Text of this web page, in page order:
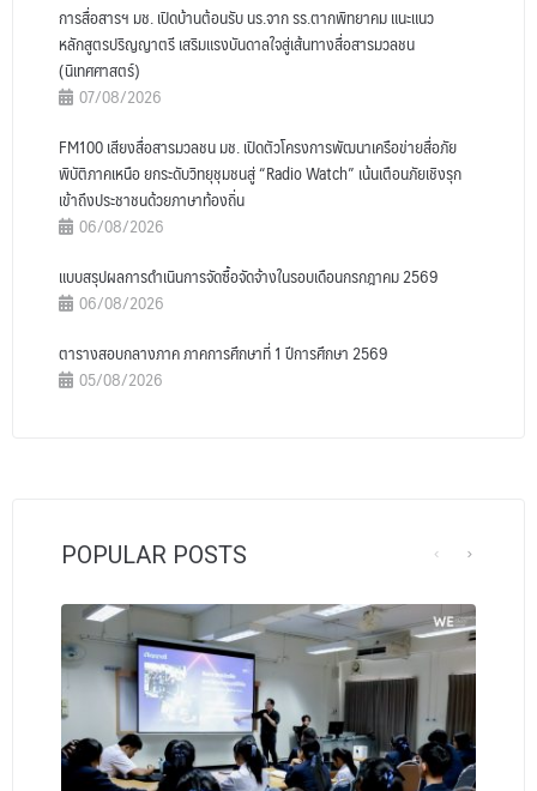
การสื่อสารฯ มช. เปิดบ้านต้อนรับ นร.จาก รร.ตากพิทยาคม แนะแนว
หลักสูตรปริญญาตรี เสริมแรงบันดาลใจสู่เส้นทางสื่อสารมวลชน
(นิเทศศาสตร์)
07/08/2026
FM100 เสียงสื่อสารมวลชน มช. เปิดตัวโครงการพัฒนาเครือข่ายสื่อภัย
พิบัติภาคเหนือ ยกระดับวิทยุชุมชนสู่ “Radio Watch” เน้นเตือนภัยเชิงรุก
เข้าถึงประชาชนด้วยภาษาท้องถิ่น
06/08/2026
แบบสรุปผลการดำเนินการจัดซื้อจัดจ้างในรอบเดือนกรกฎาคม 2569
06/08/2026
ตารางสอบกลางภาค ภาคการศึกษาที่ 1 ปีการศึกษา 2569
05/08/2026
POPULAR POSTS